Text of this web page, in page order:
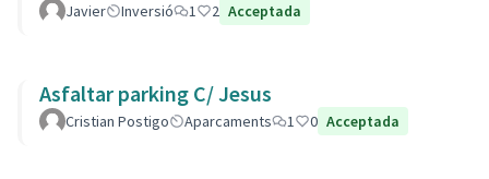
Javier Inversió 1 2 Acceptada
Asfaltar parking C/ Jesus
Cristian Postigo Aparcaments 1 0 Acceptada